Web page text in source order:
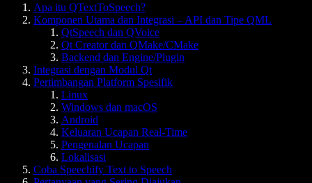
Apa itu QTextToSpeech?
Komponen Utama dan Integrasi – API dan Tipe QML
QtSpeech dan QVoice
Qt Creator dan QMake/CMake
Backend dan Engine/Plugin
Integrasi dengan Modul Qt
Pertimbangan Platform Spesifik
Linux
Windows dan macOS
Android
Keluaran Ucapan Real-Time
Pengenalan Ucapan
Lokalisasi
Coba Speechify Text to Speech